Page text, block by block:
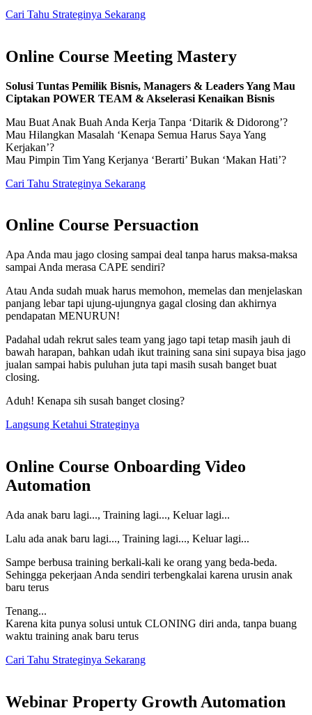
Cari Tahu Strateginya Sekarang
Online Course Meeting Mastery
Solusi Tuntas Pemilik Bisnis, Managers & Leaders Yang Mau
Ciptakan POWER TEAM & Akselerasi Kenaikan Bisnis
Mau Buat Anak Buah Anda Kerja Tanpa ‘Ditarik & Didorong’?
Mau Hilangkan Masalah ‘Kenapa Semua Harus Saya Yang
Kerjakan’?
Mau Pimpin Tim Yang Kerjanya ‘Berarti’ Bukan ‘Makan Hati’?
Cari Tahu Strateginya Sekarang
Online Course Persuaction
Apa Anda mau jago closing sampai deal tanpa harus maksa-maksa
sampai Anda merasa CAPE sendiri?
Atau Anda sudah muak harus memohon, memelas dan menjelaskan
panjang lebar tapi ujung-ujungnya gagal closing dan akhirnya
pendapatan MENURUN!
Padahal udah rekrut sales team yang jago tapi tetap masih jauh di
bawah harapan, bahkan udah ikut training sana sini supaya bisa jago
jualan sampai habis puluhan juta tapi masih susah banget buat
closing.
Aduh! Kenapa sih susah banget closing?
Langsung Ketahui Strateginya
Online Course Onboarding Video
Automation
Ada anak baru lagi..., Training lagi..., Keluar lagi...
Lalu ada anak baru lagi..., Training lagi..., Keluar lagi...
Sampe berbusa training berkali-kali ke orang yang beda-beda.
Sehingga pekerjaan Anda sendiri terbengkalai karena urusin anak
baru terus
Tenang...
Karena kita punya solusi untuk CLONING diri anda, tanpa buang
waktu training anak baru terus
Cari Tahu Strateginya Sekarang
Webinar Property Growth Automation